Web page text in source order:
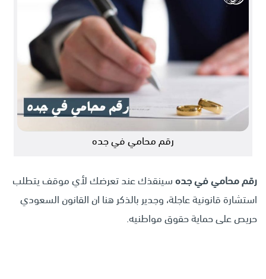
رقم محامي في جده
رقم محامي في جدهسينقذك عند تعرضك لأي موقف يتطلب
استشارة قانونية عاجلة، وجدير بالذكر هنا ان القانون السعودي
حريص على حماية حقوق مواطنيه.